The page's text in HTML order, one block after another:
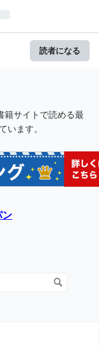
読者になる
籍サイトで読める最
います。
ン